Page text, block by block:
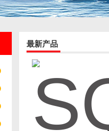
最新产品